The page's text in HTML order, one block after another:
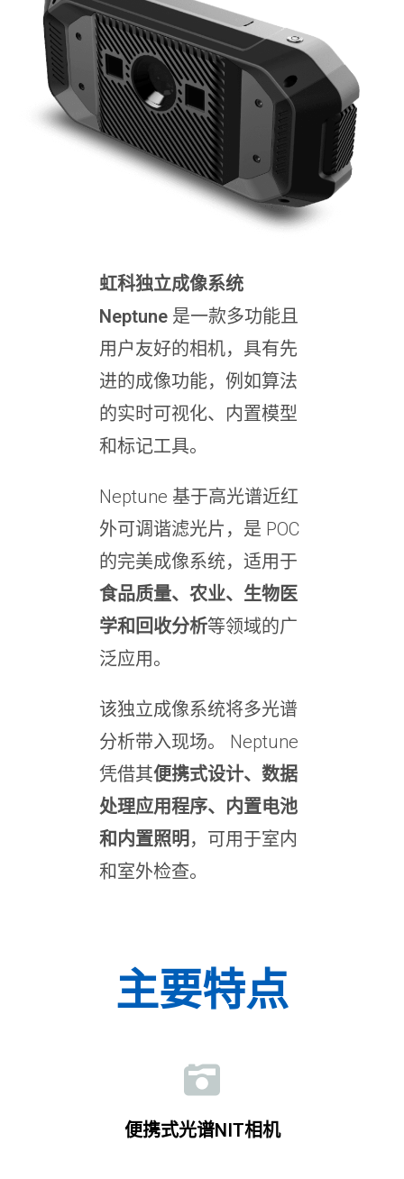
虹科独立成像系统
Neptune 是一款多功能且
用户友好的相机，具有先
进的成像功能，例如算法
的实时可视化、内置模型
和标记工具。
Neptune 基于高光谱近红
外可调谐滤光片，是 POC
的完美成像系统，适用于
食品质量、农业、生物医
学和回收分析等领域的广
泛应用。
该独立成像系统将多光谱
分析带入现场。 Neptune
凭借其便携式设计、数据
处理应用程序、内置电池
和内置照明 ，可用于室内
和室外检查。
主要特点
便携式光谱NIT相机